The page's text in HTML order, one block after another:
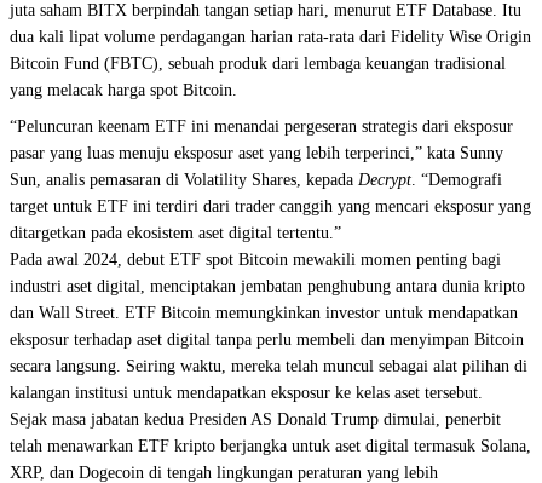
juta saham BITX berpindah tangan setiap hari, menurut ETF Database. Itu
dua kali lipat volume perdagangan harian rata-rata dari Fidelity Wise Origin
Bitcoin Fund (FBTC), sebuah produk dari lembaga keuangan tradisional
yang melacak harga spot Bitcoin.
“Peluncuran keenam ETF ini menandai pergeseran strategis dari eksposur
pasar yang luas menuju eksposur aset yang lebih terperinci,” kata Sunny
Sun, analis pemasaran di Volatility Shares, kepada Decrypt. “Demografi
target untuk ETF ini terdiri dari trader canggih yang mencari eksposur yang
ditargetkan pada ekosistem aset digital tertentu.”
Pada awal 2024, debut ETF spot Bitcoin mewakili momen penting bagi
industri aset digital, menciptakan jembatan penghubung antara dunia kripto
dan Wall Street. ETF Bitcoin memungkinkan investor untuk mendapatkan
eksposur terhadap aset digital tanpa perlu membeli dan menyimpan Bitcoin
secara langsung. Seiring waktu, mereka telah muncul sebagai alat pilihan di
kalangan institusi untuk mendapatkan eksposur ke kelas aset tersebut.
Sejak masa jabatan kedua Presiden AS Donald Trump dimulai, penerbit
telah menawarkan ETF kripto berjangka untuk aset digital termasuk Solana,
XRP, dan Dogecoin di tengah lingkungan peraturan yang lebih